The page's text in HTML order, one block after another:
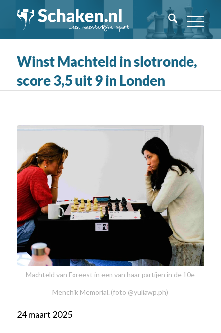
Winst Machteld in slotronde,
score 3,5 uit 9 in Londen
Machteld van Foreest in een van haar partijen in de 10e
Menchik Memorial. (foto @yuliawp.ph)
24 maart 2025